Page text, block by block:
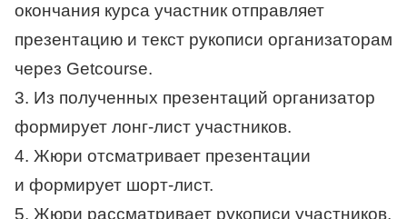
окончания курса участник отправляет
презентацию и текст рукописи организаторам
через Getcourse.
3. Из полученных презентаций организатор
формирует лонг-лист участников.
4. Жюри отсматривает презентации
и формирует шорт-лист.
5. Жюри рассматривает рукописи участников,